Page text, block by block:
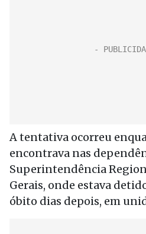
A tentativa ocorreu
encontrava nas
Superintendência
Gerais, onde estava
óbito dias depois, em